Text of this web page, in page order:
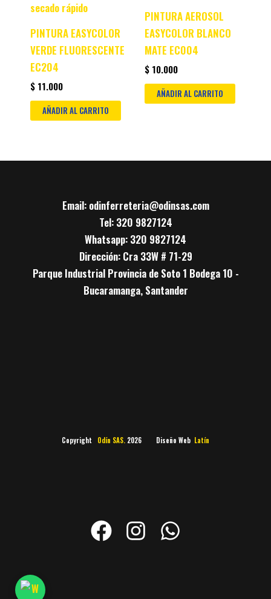
PINTURA EASYCOLOR
VERDE FLUORESCENTE
EC204
$ 11.000
AÑADIR AL CARRITO
PINTURA AEROSOL
EASYCOLOR BLANCO
MATE EC004
$ 10.000
AÑADIR AL CARRITO
Email: odinferreteria@odinsas.com
Tel: 320 9827124
Whatsapp: 320 9827124
Dirección: Cra 33W # 71-29
Parque Industrial Provincia de Soto 1 Bodega 10 -
Bucaramanga, Santander
Copyright Odín SAS. 2026 Diseño Web Latín